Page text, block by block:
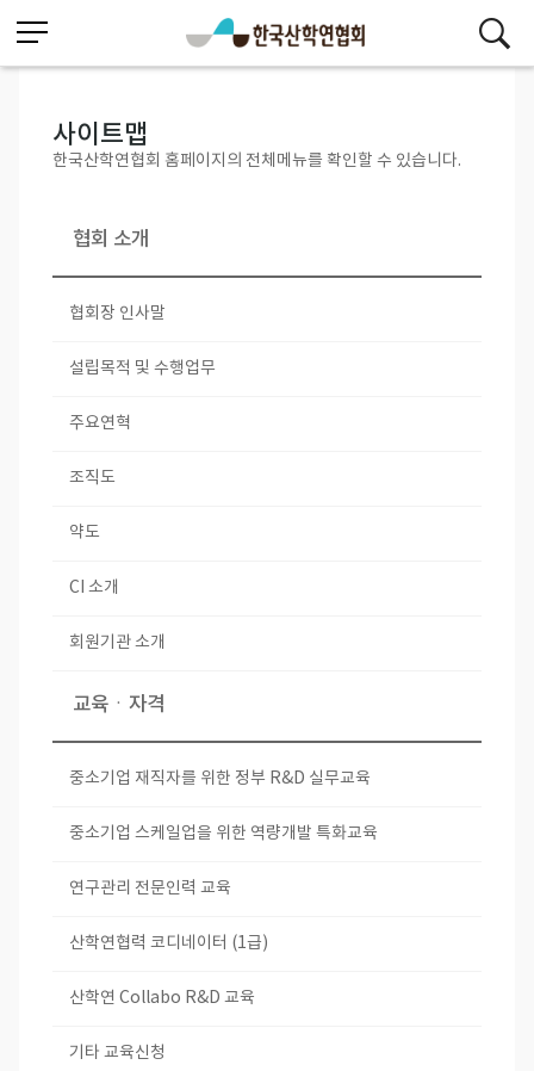
사이트맵
한국산학연협회 홈페이지의 전체메뉴를 확인할 수 있습니다.
협회 소개
협회장 인사말
설립목적 및 수행업무
주요연혁
조직도
약도
CI 소개
회원기관 소개
교육ㆍ자격
중소기업 재직자를 위한 정부 R&D 실무교육
중소기업 스케일업을 위한 역량개발 특화교육
연구관리 전문인력 교육
산학연협력 코디네이터 (1급)
산학연 Collabo R&D 교육
기타 교육신청